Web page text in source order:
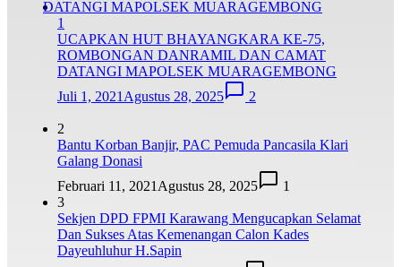
1
UCAPKAN HUT BHAYANGKARA KE-75,
ROMBONGAN DANRAMIL DAN CAMAT
DATANGI MAPOLSEK MUARAGEMBONG
Juli 1, 2021Agustus 28, 2025 2
2
Bantu Korban Banjir, PAC Pemuda Pancasila Klari
Galang Donasi
Februari 11, 2021Agustus 28, 2025
1
3
Sekjen DPD FPMI Karawang Mengucapkan Selamat
Dan Sukses Atas Kemenangan Calon Kades
Dayeuhluhur H.Sapin